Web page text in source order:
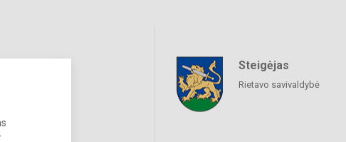
Steigėjas
Rietavo savivaldybė